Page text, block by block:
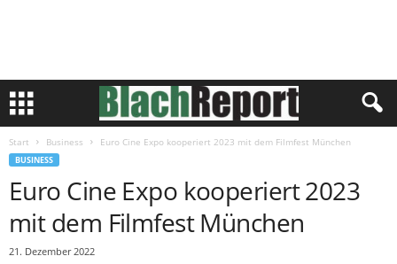
Start Business Euro Cine Expo kooperiert 2023 mit dem Filmfest München
BUSINESS
Euro Cine Expo kooperiert 2023
mit dem Filmfest München
21. Dezember 2022